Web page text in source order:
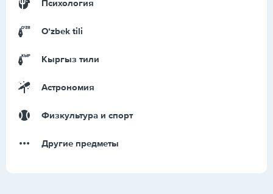
Психология
Оʻzbek tili
Кыргыз тили
Астрономия
Физкультура и спорт
Другие предметы